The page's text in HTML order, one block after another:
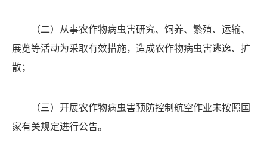
（二）
从事农作物病虫害研究、饲养、繁殖、运输、
展览等活动为采取有效措施，造成农作物病虫害逃逸、扩
散；
（三） 开展农作物病虫害预防控制航空作业未按照国
家有关规定进行公告。